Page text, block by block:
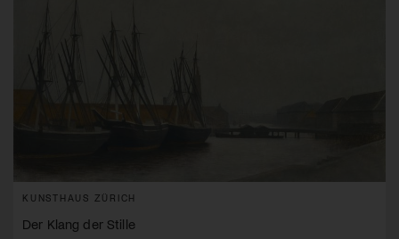
KUNSTHAUS ZÜRICH
Der Klang der Stille